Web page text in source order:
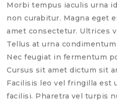
Morbi tempus iaculis urna
non curabitur. Magna eget
amet consectetur. Ultrices
Tellus at urna
Nec feugiat in fermentum
Cursus sit amet dictum sit
Facilisis leo vel fringilla est
facilisi. Pharetra vel turpis